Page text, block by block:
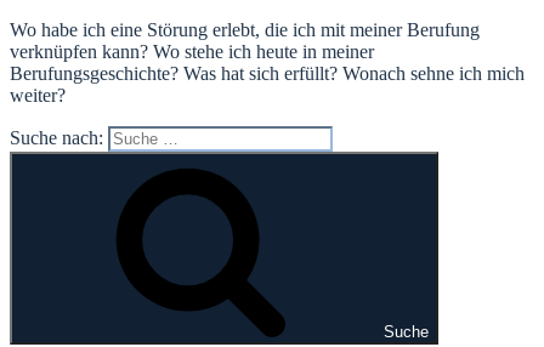
Wo habe ich eine Störung erlebt, die ich mit meiner Berufung
verknüpfen kann? Wo stehe ich heute in meiner
Berufungsgeschichte? Was hat sich erfüllt? Wonach sehne ich mich
weiter?
Suche nach:
Suche